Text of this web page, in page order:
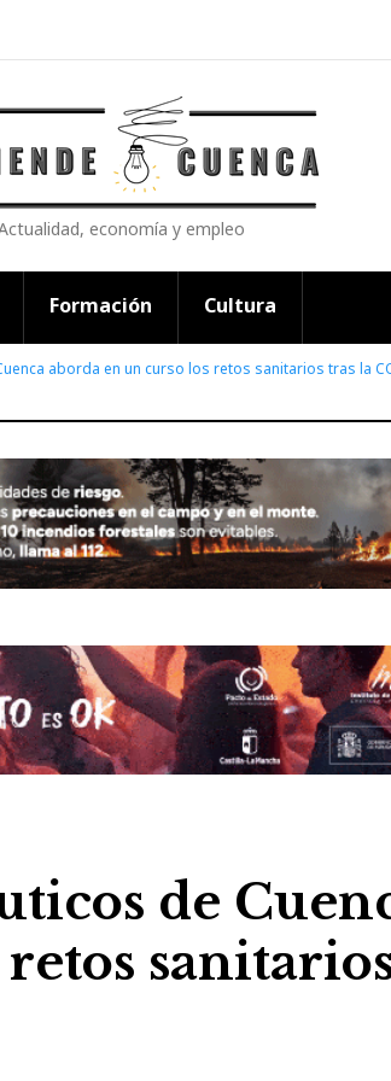
economía y empleo
Formación Cultura
aborda en un curso los retos sanitarios tras la
de